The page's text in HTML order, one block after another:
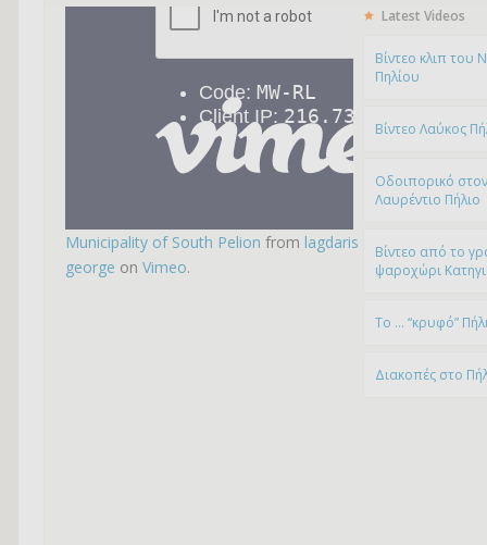
Municipality of South Pelion from lagdaris
george on Vimeo.
Latest Videos
Bίντεο κλιπ του
Πηλίου
Βίντεο Λαύκος
Οδοιπορικό
Λαυρέντιο Πήλιο
Βίντεο από το
ψαροχώρι
To … “κρυφό”
Διακοπές στο